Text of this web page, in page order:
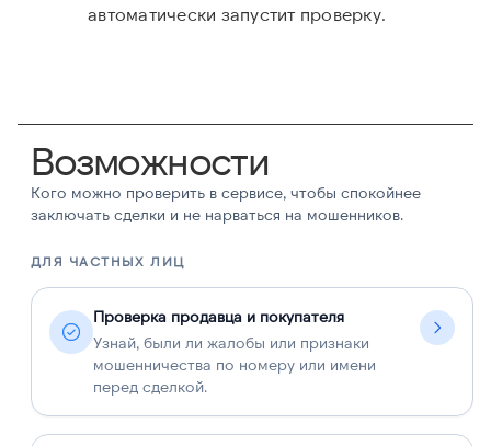
автоматически запустит проверку.
Возможности
Кого можно проверить в сервисе, чтобы спокойнее
заключать сделки и не нарваться на мошенников.
ДЛЯ ЧАСТНЫХ ЛИЦ
Проверка продавца и покупателя
Узнай, были ли жалобы или признаки
мошенничества по номеру или имени
перед сделкой.